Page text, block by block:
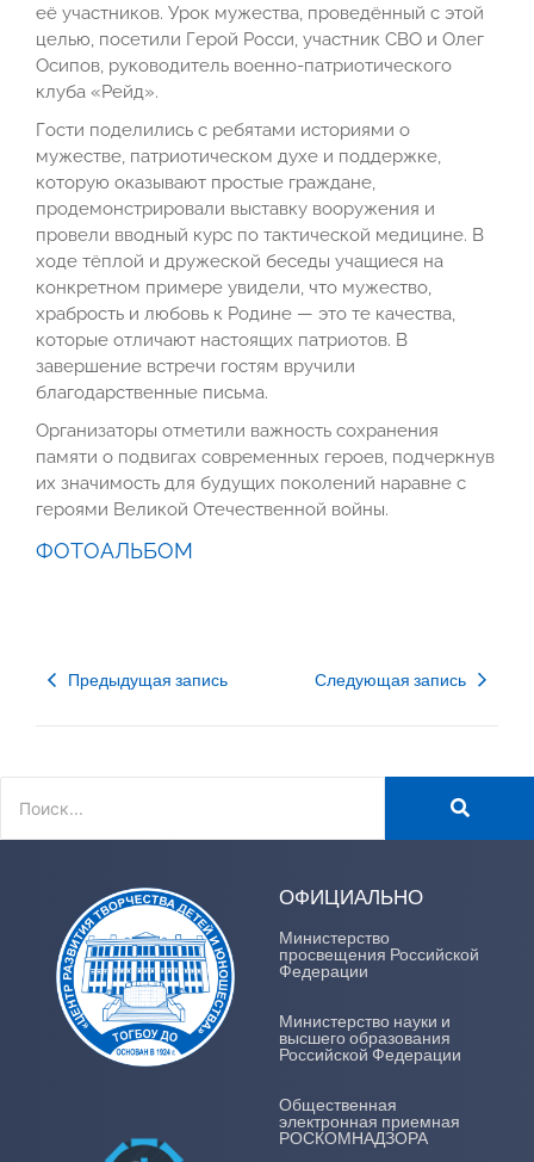
её участников. Урок мужества, проведённый с этой
целью, посетили Герой Росси, участник СВО и Олег
Осипов, руководитель военно-патриотического
клуба «Рейд».
Гости поделились с ребятами историями о
мужестве, патриотическом духе и поддержке,
которую оказывают простые граждане,
продемонстрировали выставку вооружения и
провели вводный курс по тактической медицине. В
ходе тёплой и дружеской беседы учащиеся на
конкретном примере увидели, что мужество,
храбрость и любовь к Родине — это те качества,
которые отличают настоящих патриотов. В
завершение встречи гостям вручили
благодарственные письма.
Организаторы отметили важность сохранения
памяти о подвигах современных героев, подчеркнув
их значимость для будущих поколений наравне с
героями Великой Отечественной войны.
ФОТОАЛЬБОМ
Предыдущая запись Следующая запись
ОФИЦИАЛЬНО
Министерство
просвещения Российской
Федерации
Министерство науки и
высшего образования
Российской Федерации
Общественная
электронная приемная
РОСКОМНАДЗОРА